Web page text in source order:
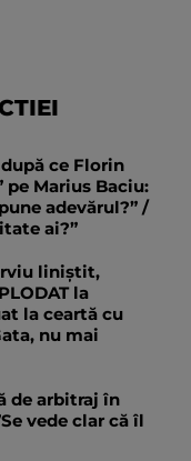
ce Florin
pe Marius Baciu:
adevărul?” /
ai?”
liniștit,
la
la ceartă cu
nu mai
de arbitraj în
vede clar că îl